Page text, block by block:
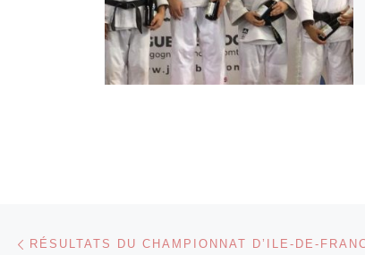
Parcourir les articles